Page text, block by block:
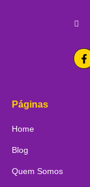
Páginas
Home
Blog
Quem Somos